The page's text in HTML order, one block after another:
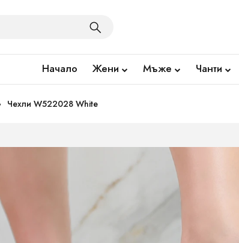
Начало Жени Мъже Чанти
Чехли W522028 White